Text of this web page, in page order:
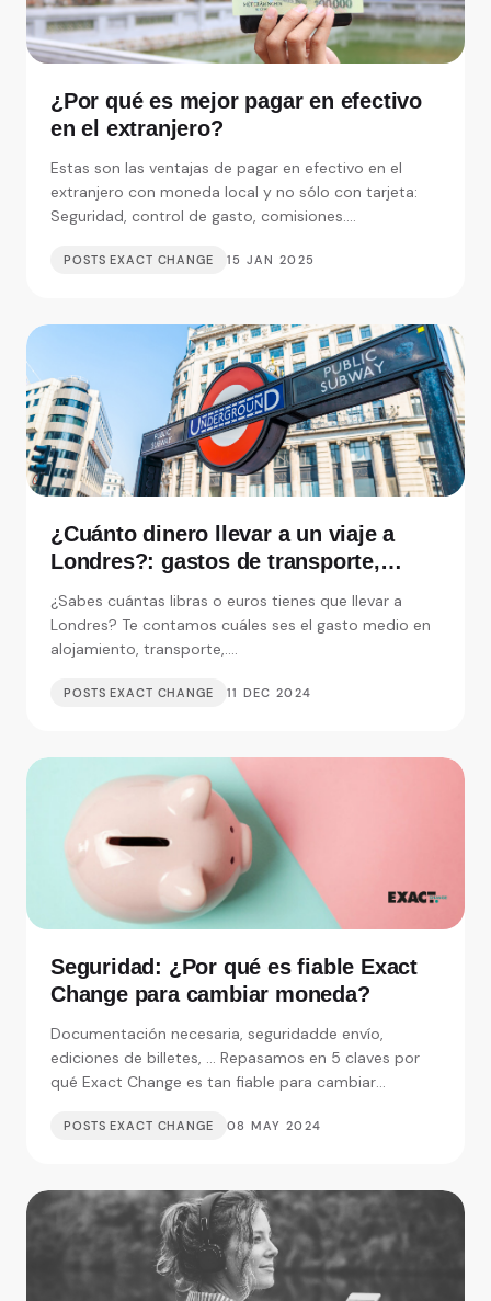
¿Por qué es mejor pagar en efectivo
en el extranjero?
Estas son las ventajas de pagar en efectivo en el
extranjero con moneda local y no sólo con tarjeta:
Seguridad, control de gasto, comisiones....
POSTS EXACT CHANGE 15 JAN 2025
¿Cuánto dinero llevar a un viaje a
Londres?: gastos de transporte,
¿Sabes cuántas libras o euros tienes que llevar a
Londres? Te contamos cuáles ses el gasto medio en
alojamiento, transporte,....
POSTS EXACT CHANGE 11 DEC 2024
Seguridad: ¿Por qué es fiable Exact
Change para cambiar moneda?
Documentación necesaria, seguridadde envío,
ediciones de billetes, ... Repasamos en 5 claves por
qué Exact Change es tan fiable para cambiar
POSTS EXACT CHANGE 08 MAY 2024